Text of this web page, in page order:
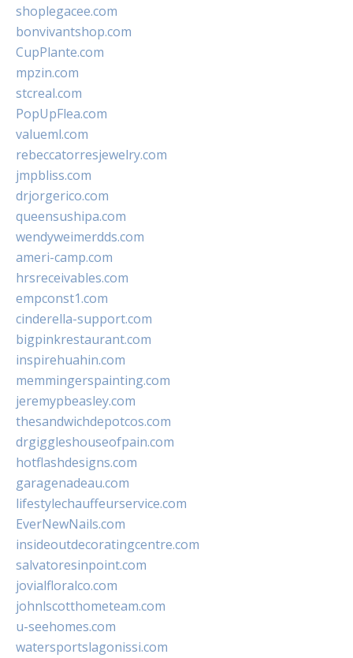
shoplegacee.com
bonvivantshop.com
CupPlante.com
mpzin.com
stcreal.com
PopUpFlea.com
valueml.com
rebeccatorresjewelry.com
jmpbliss.com
drjorgerico.com
queensushipa.com
wendyweimerdds.com
ameri-camp.com
hrsreceivables.com
empconst1.com
cinderella-support.com
bigpinkrestaurant.com
inspirehuahin.com
memmingerspainting.com
jeremypbeasley.com
thesandwichdepotcos.com
drgiggleshouseofpain.com
hotflashdesigns.com
garagenadeau.com
lifestylechauffeurservice.com
EverNewNails.com
insideoutdecoratingcentre.com
salvatoresinpoint.com
jovialfloralco.com
johnlscotthometeam.com
u-seehomes.com
watersportslagonissi.com